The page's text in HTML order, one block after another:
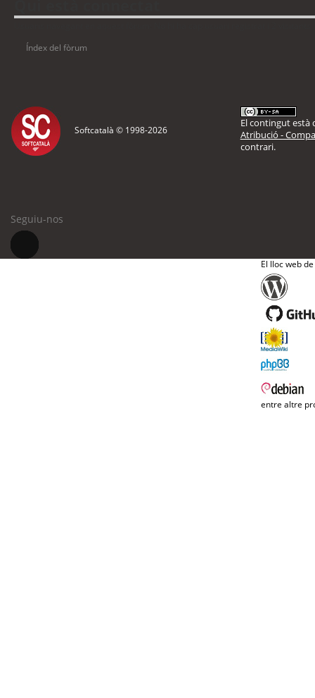
Índex del fòrum
Softcatalà © 1998-2026
El contingut està
Atribució -
contrari.
Seguiu-nos
El lloc web
entre altre